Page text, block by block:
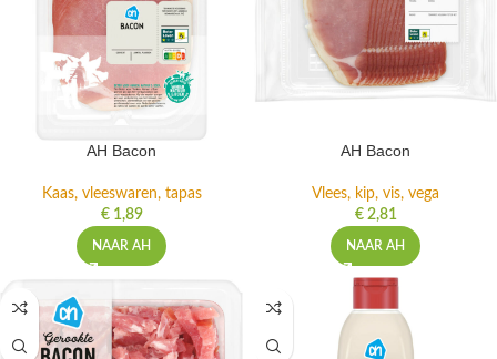
AH Bacon
Kaas, vleeswaren, tapas
€1,89
NAAR AH
AH Bacon
Vlees, kip, vis, vega
€2,81
NAAR AH